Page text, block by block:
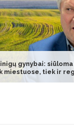
be vargo: štai